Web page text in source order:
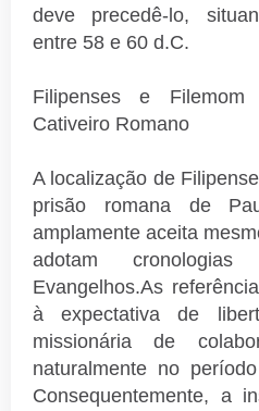
deve precedê-lo,
entre 58 e 60 d.C.
Filipenses e
Cativeiro Romano
A localização de
prisão romana de
amplamente aceita
adotam
Evangelhos.As
à expectativa de
missionária de
naturalmente no
Consequentemente, a